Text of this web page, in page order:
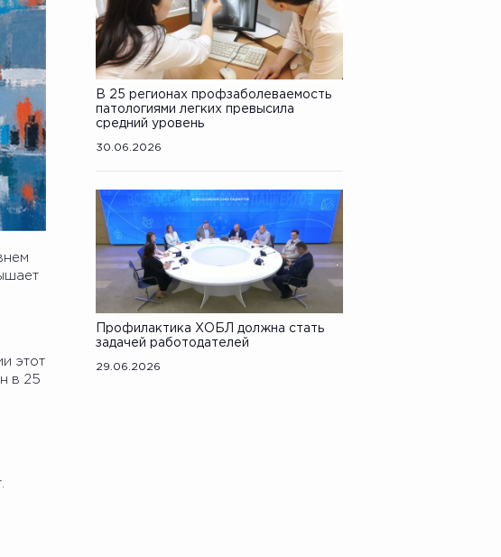
этот
в 25
В 25 регионах профзаболеваемость
патологиями легких превысила
средний уровень
30.06.2026
Профилактика ХОБЛ должна стать
задачей работодателей
29.06.2026